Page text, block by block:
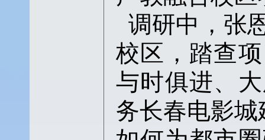
调研中，张
校区，踏查
与时俱进、
务长春电影城